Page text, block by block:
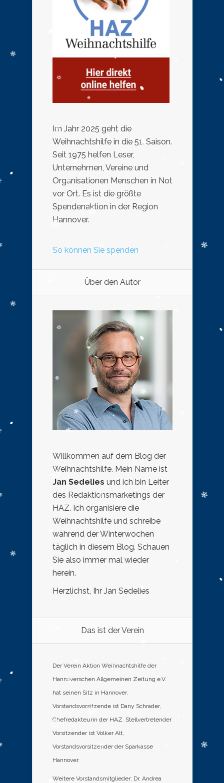
Im Jahr 2025 geht die
Weihnachtshilfe in die 51. Saison.
Seit 1975 helfen Leser,
Unternehmen, Vereine und
Organisationen Menschen in Not
vor Ort. Es ist die größte
Spendenaktion in der Region
Hannover.
So können Sie spenden
Über den Autor
Willkommen auf dem Blog der
Weihnachtshilfe. Mein Name ist
Jan Sedelies und ich bin Leiter
des Redaktionsmarketings der
HAZ. Ich organisiere die
Weihnachtshilfe und schreibe
während der Winterwochen
täglich in diesem Blog. Schauen
Sie also immer mal wieder
herein.
Herzlichst, Ihr Jan Sedelies
Das ist der Verein
Der Verein Aktion Weihnachtshilfe der
Hannoverschen Allgemeinen Zeitung e.V.
hat seinen Sitz in Hannover.
Vorstandsvorsitzende ist Dany Schrader,
Chefredakteurin der HAZ. Stellvertretender
Vorsitzender ist Volker Alt,
Vorstandsvorsitzender der Sparkasse
Hannover.
Weitere Vorstandsmitglieder: Dr. Andrea